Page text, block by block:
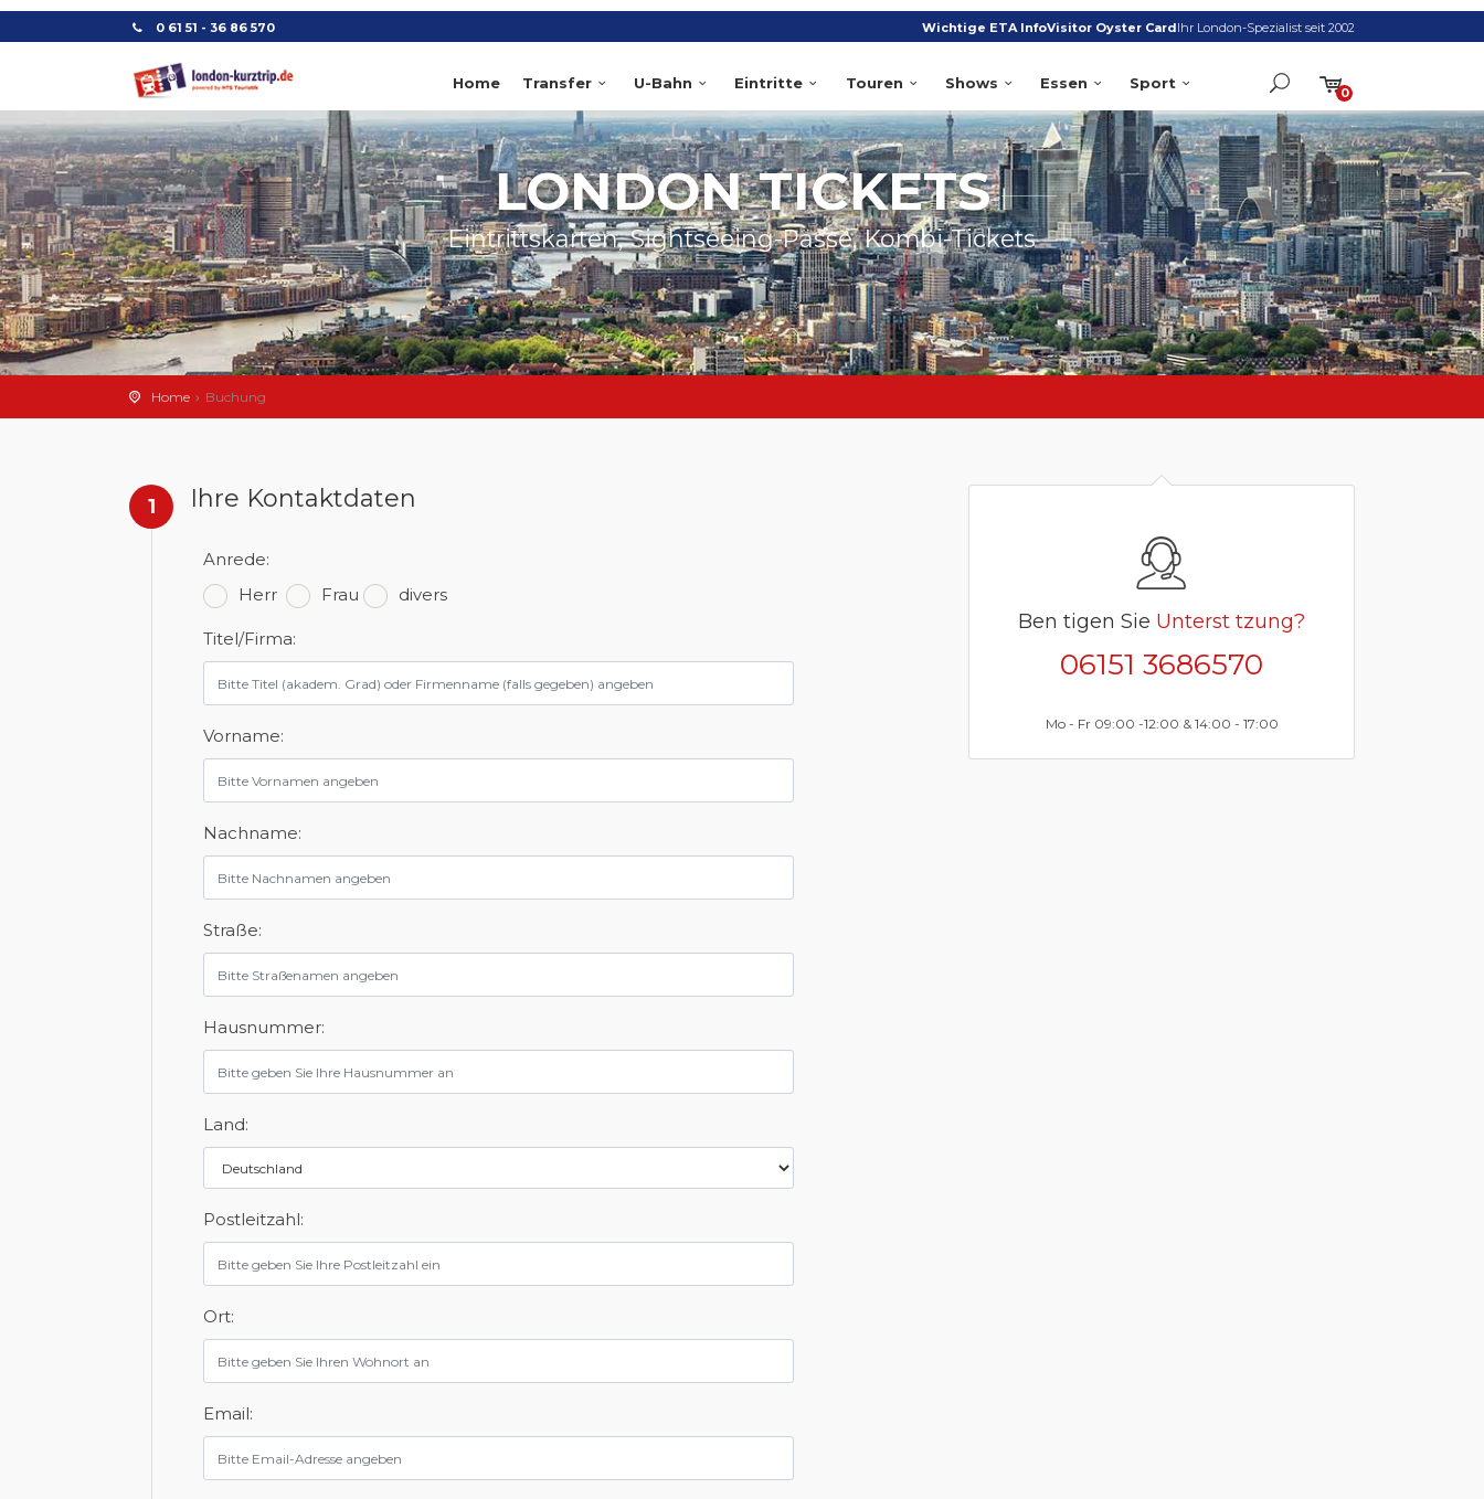
0 61 51 - 36 86 570 Wichtige ETA InfoVisitor Oyster CardIhr London-Spezialist seit 2002
Home Transfer U-Bahn Eintritte Touren Shows Essen Sport
0
LONDON TICKETS
Eintrittskarten, Sightseeing-Pässe, Kombi-Tickets
Home Buchung
1 Ihre Kontaktdaten
Anrede:
Herr
Frau divers
Titel/Firma:
Vorname:
Nachname:
Straße:
Hausnummer:
Land:
Postleitzahl:
Ort:
Email:
Ben tigen Sie Unterst tzung?
06151 3686570
Mo - Fr 09:00 -12:00 & 14:00 - 17:00